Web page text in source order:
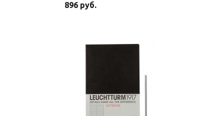
896 руб.